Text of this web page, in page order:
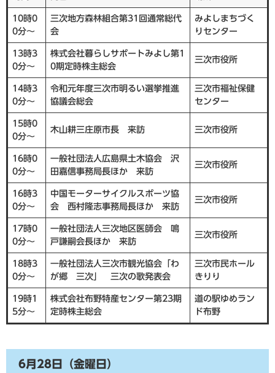
10時0
0分～
三次地方森林組合第31回通常総代
会
みよしまちづく
りセンター
13時3
0分～
株式会社暮らしサポートみよし第1
0期定時株主総会
三次市役所
14時3
0分～
令和元年度三次市明るい選挙推進
協議会総会
三次市福祉保健
センター
15時0
0分～
木山耕三庄原市長 来訪 三次市役所
16時0
0分～
一般社団法人広島県土木協会 沢
田嘉信事務局長ほか 来訪
三次市役所
16時3
0分～
中国モーターサイクルスポーツ協
会 西村隆志事務局長ほか 来訪
三次市役所
17時0
0分～
一般社団法人三次地区医師会 鳴
戸謙嗣会長ほか 来訪
三次市役所
18時3
0分～
一般社団法人三次市観光協会「わ
が郷 三次」 三次の歌発表会
三次市民ホール
きりり
19時1
5分～
株式会社布野特産センター第23期
定時株主総会
道の駅ゆめラン
ド布野
6月28日（金曜日）